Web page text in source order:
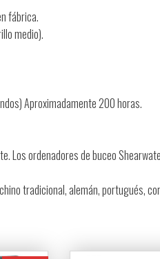
fábrica.
medio).
Aproximadamente 200 horas.
Los ordenadores de buceo
tradicional, alemán, portugués,